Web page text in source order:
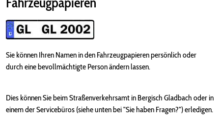
Sie können Ihren Namen in den Fahrzeugpapieren persönlich oder
durch eine bevollmächtigte Person ändern lassen.
Dies können Sie beim Straßenverkehrsamt in Bergisch Gladbach oder in
einem der Servicebüros (siehe unten bei "Sie haben Fragen?") erledigen.